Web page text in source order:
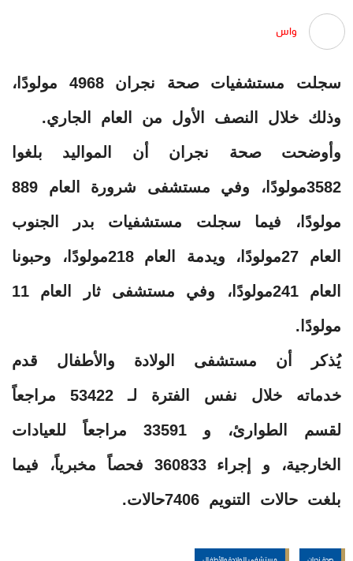
واس
سجلت مستشفيات صحة نجران 4968 مولودًا،
وذلك خلال النصف الأول من العام الجاري.
وأوضحت صحة نجران أن المواليد بلغوا
3582مولودًا، وفي مستشفى شرورة العام 889
مولودًا، فيما سجلت مستشفيات بدر الجنوب
العام 27مولودًا، ويدمة العام 218مولودًا، وحبونا
العام 241مولودًا، وفي مستشفى ثار العام 11
مولودًا.
يُذكر أن مستشفى الولادة والأطفال قدم
خدماته خلال نفس الفترة لـ 53422 مراجعاً
لقسم الطوارئ، و 33591 مراجعاً للعيادات
الخارجية، و إجراء 360833 فحصاً مخبرياً، فيما
بلغت حالات التنويم 7406حالات.